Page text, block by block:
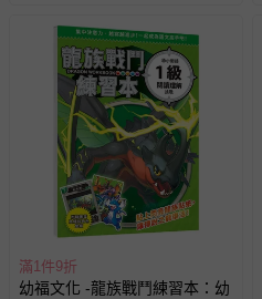
滿1件9折
幼福文化 -龍族戰鬥練習本：幼